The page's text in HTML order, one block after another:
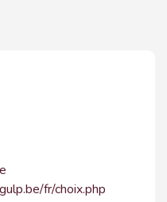
fr/choix.php